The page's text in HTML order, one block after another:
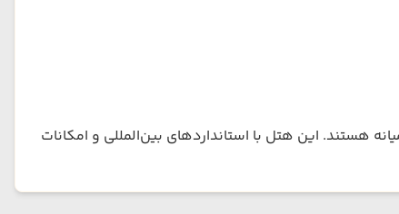
هستند. این هتل با استانداردهای بین‌المللی و امکانات